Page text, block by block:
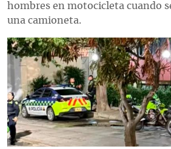
hombres en motocicleta cuando
una camioneta.
Contenido multimedia principal